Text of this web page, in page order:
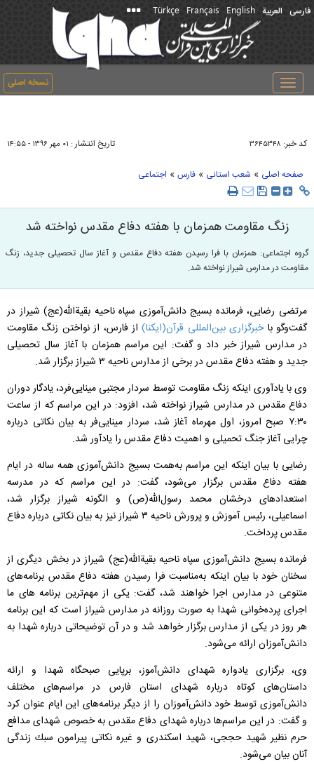
فارسی العربیة English
Français
Türkçe
نسخه اصلی
Toggle
navigation
کد خبر: ۳۶۴۵۳۴۸ تاریخ انتشار : ۰۱ مهر ۱۳۹۶ - ۱۴:۵۵
صفحه اصلی » شعب استانی » فارس » اجتماعی
زنگ مقاومت همزمان با هفته دفاع مقدس نواخته شد
گروه اجتماعی: همزمان با فرا رسیدن هفته دفاع مقدس و آغاز سال تحصیلی جدید، زنگ
مقاومت در مدارس شیراز نواخته شد.
مرتضی رضایی، فرمانده بسیج دانش‌آموزی سپاه ناحیه بقیةالله(عج) شیراز در
گفت‌وگو باخبرگزاری بین‌المللی قرآن(ایكنا) از فارس، از نواختن زنگ مقاومت
در مدارس شیراز خبر داد و گفت: این مراسم همزمان با آغاز سال تحصیلی
جدید و هفته دفاع مقدس در برخی از مدارس ناحیه ۳ شیراز برگزار شد.
وی با یادآوری اینكه زنگ مقاومت توسط سردار مجتبی مینایی‌فرد، یادگار دوران
دفاع مقدس در مدارس شیراز نواخته شد، افزود:‌ در این مراسم كه از ساعت
۷:۳۰ صبح امروز، اول مهرماه آغاز شد، سردار مینایی‌فر به بیان نكاتی درباره
چرایی آغاز جنگ تحمیلی و اهمیت دفاع مقدس را یادآور شد.
رضایی با بیان اینكه این مراسم به‌همت بسیج دانش‌‌آموزی همه ساله در ایام
هفته دفاع مقدس برگزار می‌شود، گفت: در این مراسم كه در مدرسه
استعدادهای درخشان محمد رسول‌الله(ص) و الگونه شیراز برگزار شد،
اسماعیلی، رئیس آموزش و پرورش ناحیه ۳ شیراز نیز به بیان نكاتی درباره دفاع
مقدس پرداخت.
فرمانده بسیج دانش‌آموزی سپاه ناحیه بقیةالله(عج) شیراز در بخش دیگری از
سخنان خود با بیان اینكه‌ به‌مناسبت فرا رسیدن هفته دفاع مقدس برنامه‌های
متنوعی در مدارس اجرا خواهند شد،‌ گفت: یكی از مهم‌ترین برنامه های ما
اجرای پرده‌خوانی شهدا به صورت روزانه در مدارس شیراز است كه این برنامه
هر روز در یكی از مدارس برگزار خواهد شد و در آن توضیحاتی درباره شهدا به
دانش‌آموزان ارائه می‌شود.
وی، برگزاری یادواره شهدای دانش‌‌آموز، برپایی صبحگاه شهدا و ارائه
داستان‌های كوتاه درباره شهدای استان فارس در مراسم‌های مختلف
دانش‌آموزی توسط خود دانش‌آموزان را از دیگر برنامه‌های این ایام عنوان كرد
و گفت: در این مراسم‌ها درباره شهدای دفاع مقدس به خصوص شهدای مدافع
حرم نظیر شهید حججی، شهید اسكندری و غیره نكاتی پیرامون سبك زندگی
آنان بیان می‌شود.